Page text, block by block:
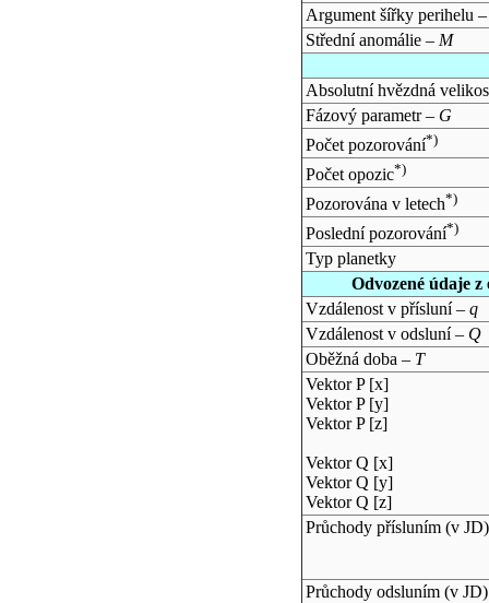
Argument šířky perihelu
Střední anomálie – M
Absolutní hvězdná
Fázový parametr – G
Počet pozorování*)
Počet opozic*)
Pozorována v letech*)
Poslední pozorování*)
Typ planetky
Odvozené údaje
Vzdálenost v přísluní – q
Vzdálenost v odsluní – Q
Oběžná doba – T
Vektor P [x]
Vektor P [y]
Vektor P [z]
Vektor Q [x]
Vektor Q [y]
Vektor Q [z]
Průchody přísluním (v JD)
Průchody odsluním (v JD)